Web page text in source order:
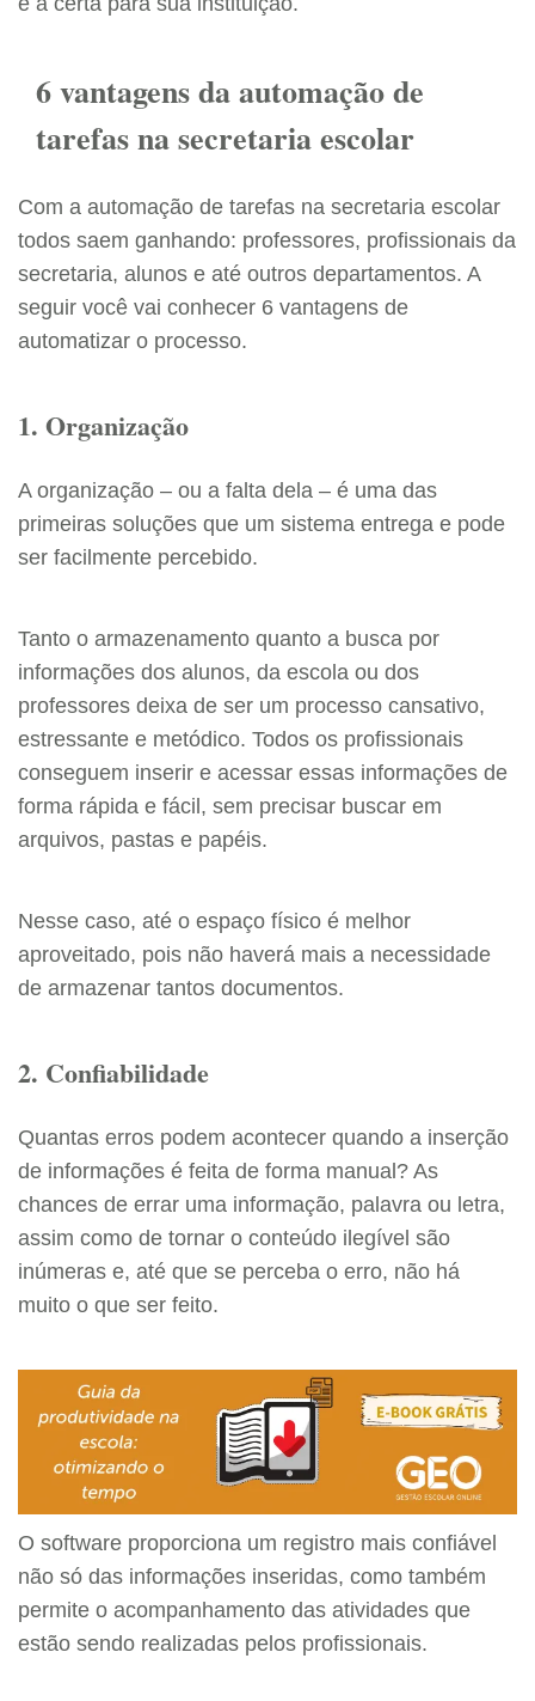
6 vantagens da automação de
tarefas na secretaria escolar
Com a automação de tarefas na secretaria escolar
todos saem ganhando: professores, profissionais da
secretaria, alunos e até outros departamentos. A
seguir você vai conhecer 6 vantagens de
automatizar o processo.
1. Organização
A organização – ou a falta dela – é uma das
primeiras soluções que um sistema entrega e pode
ser facilmente percebido.
Tanto o armazenamento quanto a busca por
informações dos alunos, da escola ou dos
professores deixa de ser um processo cansativo,
estressante e metódico. Todos os profissionais
conseguem inserir e acessar essas informações de
forma rápida e fácil, sem precisar buscar em
arquivos, pastas e papéis.
Nesse caso, até o espaço físico é melhor
aproveitado, pois não haverá mais a necessidade
de armazenar tantos documentos.
2. Confiabilidade
Quantas erros podem acontecer quando a inserção
de informações é feita de forma manual? As
chances de errar uma informação, palavra ou letra,
assim como de tornar o conteúdo ilegível são
inúmeras e, até que se perceba o erro, não há
muito o que ser feito.
O software proporciona um registro mais confiável
não só das informações inseridas, como também
permite o acompanhamento das atividades que
estão sendo realizadas pelos profissionais.